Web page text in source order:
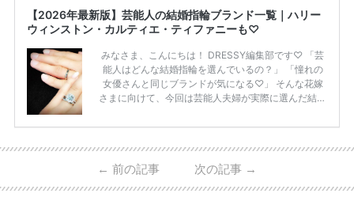
【2026年最新版】芸能人の結婚指輪ブランド一覧｜ハリー
ウィンストン・カルティエ・ティファニーも♡
みなさま、こんにちは！ DRESSY編集部です♡ 「芸
能人はどんな結婚指輪を選んでいるの？」 「憧れの
女優さんと同じブランドが気になる♡」 そんな花嫁
さまに向けて、今回は芸能人夫婦が実際に選んだ結婚
ーウィンストンやカルティエ、ティファニーなど世界
日本で人気のブランドまで幅広くご紹介。 さらに、
・愛用している芸能人夫婦 ・リングの特徴や魅力 ・
← 前の記事 次の記事 →